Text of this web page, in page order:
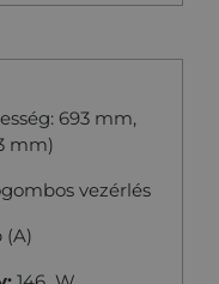
693 mm,
mm)
vezérlés
(A)